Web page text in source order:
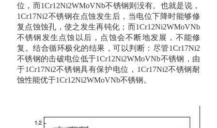
位，而1Cr12Ni2WMoVNb不锈钢则没有。也就是说，
1Cr17Ni2不锈钢在点蚀发生后，当电位下降时能够修
复点蚀蚀孔，使之发生再钝化；而1Cr12Ni2WMoVNb
不锈钢发生点蚀以后，点蚀会不断地发展，不能修
复。结合循环极化的结果，可以判断：尽管1Cr17Ni2
不锈钢的击破电位低于1Cr12Ni2WMoVNb不锈钢，由
于1Cr17Ni2不锈钢具有保护电位，1Cr17Ni2不锈钢耐
蚀性能优于1Cr12Ni2WMoVNb不锈钢。